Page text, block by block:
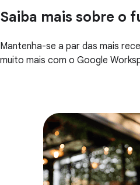
Saiba mais sobre o
Mantenha-se a par das mais
muito mais com o Google